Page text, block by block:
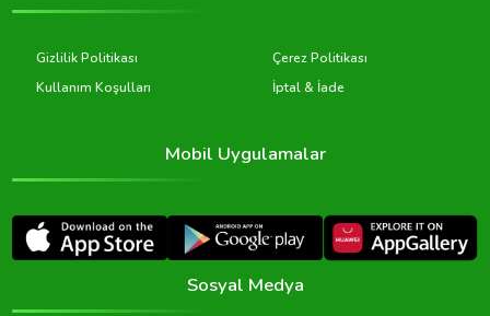
Gizlilik Politikası
Çerez Politikası
Kullanım Koşulları
İptal & İade
Mobil Uygulamalar
Sosyal Medya